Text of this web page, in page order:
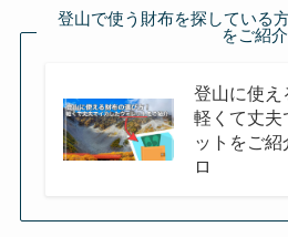
登山で使う財布を探している
をご紹介
登山に使え
軽くて丈夫
ットをご
ロ